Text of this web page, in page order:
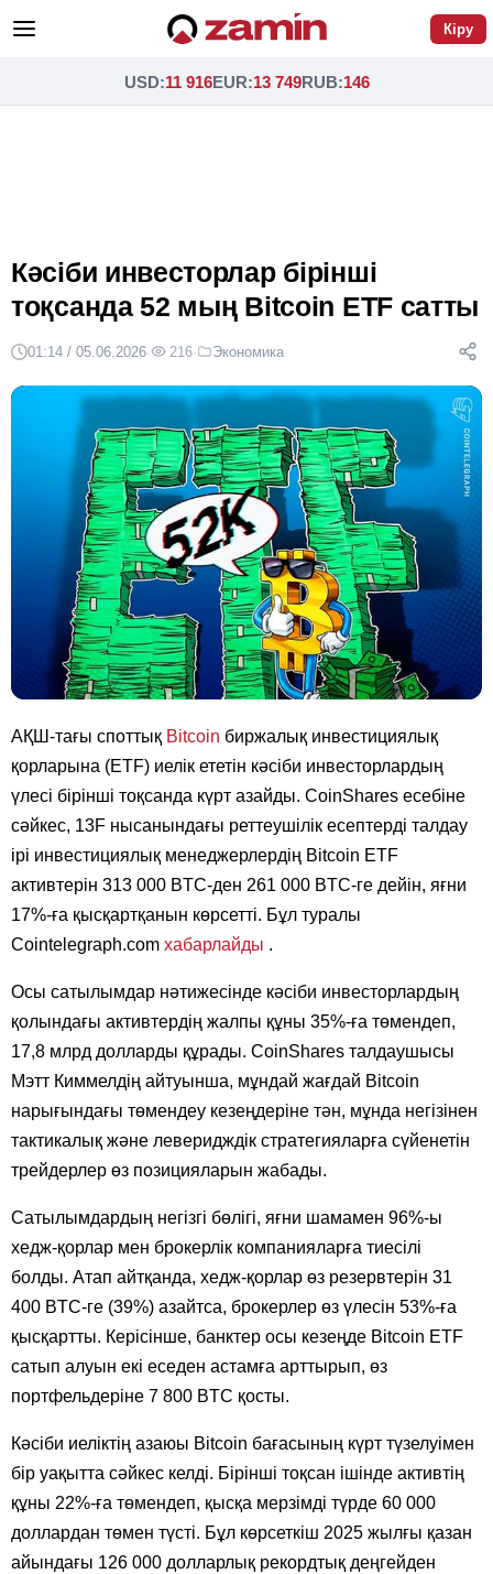
Кіру
USD:11 916EUR:13 749RUB:146
Кәсіби инвесторлар бірінші
тоқсанда 52 мың Bitcoin ETF сатты
01:14 / 05.06.2026· 216· Экономика
АҚШ-тағы споттық Bitcoin биржалық инвестициялық
қорларына (ETF) иелік ететін кәсіби инвесторлардың
үлесі бірінші тоқсанда күрт азайды. CoinShares есебіне
сәйкес, 13F нысанындағы реттеушілік есептерді талдау
ірі инвестициялық менеджерлердің Bitcoin ETF
активтерін 313 000 BTC-ден 261 000 BTC-ге дейін, яғни
17%-ға қысқартқанын көрсетті. Бұл туралы
Cointelegraph.com хабарлайды .
Осы сатылымдар нәтижесінде кәсіби инвесторлардың
қолындағы активтердің жалпы құны 35%-ға төмендеп,
17,8 млрд долларды құрады. CoinShares талдаушысы
Мэтт Киммелдің айтуынша, мұндай жағдай Bitcoin
нарығындағы төмендеу кезеңдеріне тән, мұнда негізінен
тактикалық және леверидждік стратегияларға сүйенетін
трейдерлер өз позицияларын жабады.
Сатылымдардың негізгі бөлігі, яғни шамамен 96%-ы
хедж-қорлар мен брокерлік компанияларға тиесілі
болды. Атап айтқанда, хедж-қорлар өз резервтерін 31
400 BTC-ге (39%) азайтса, брокерлер өз үлесін 53%-ға
қысқартты. Керісінше, банктер осы кезеңде Bitcoin ETF
сатып алуын екі еседен астамға арттырып, өз
портфельдеріне 7 800 BTC қосты.
Кәсіби иеліктің азаюы Bitcoin бағасының күрт түзелуімен
бір уақытта сәйкес келді. Бірінші тоқсан ішінде активтің
құны 22%-ға төмендеп, қысқа мерзімді түрде 60 000
доллардан төмен түсті. Бұл көрсеткіш 2025 жылғы қазан
айындағы 126 000 долларлық рекордтық деңгейден